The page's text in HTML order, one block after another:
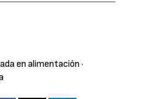
en alimentación ·